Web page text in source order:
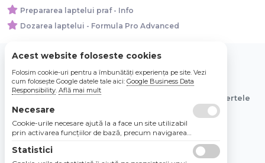
Prepararea laptelui praf - Info
Dozarea laptelui - Formula Pro Advanced
© 2026 Bebe Nou Online Store SRL
Toate preturile sunt exprimate in lei si includ tva. Ofertele
sunt valabile in limita stocului disponibil.
Acest website foloseste cookies
Folosim cookie-uri pentru a îmbunătăți experiența pe site. Vezi
cum folosește Google datele tale aici: Google Business Data
Responsibility. Află mai mult
Necesare
Cookie-urile necesare ajută la a face un site utilizabil
prin activarea funcţiilor de bază, precum navigarea
Site-ul nu poate funcţiona corespunzător fără aceste
cookie-uri.
Statistici